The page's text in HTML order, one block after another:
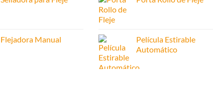
Flejadora Manual
Película Estirable
Automático